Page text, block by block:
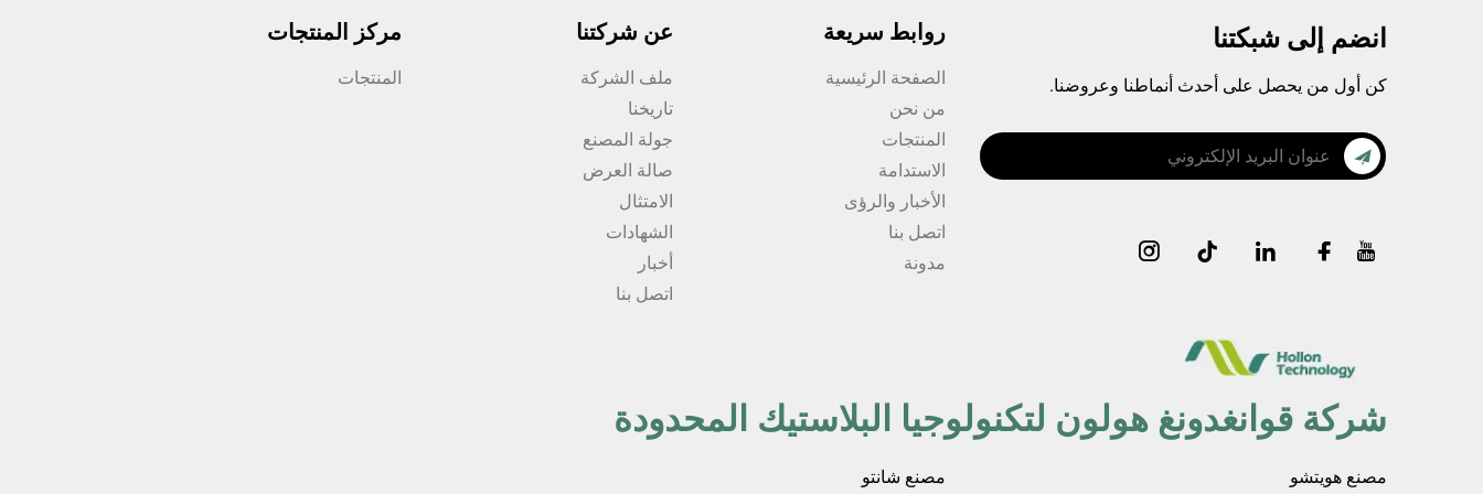
انضم إلى شبكتنا
كن أول من يحصل على أحدث أنماطنا وعروضنا.
روابط سريعة
الصفحة الرئيسية
من نحن
المنتجات
الاستدامة
الأخبار والرؤى
اتصل بنا
مدونة
عن شركتنا
ملف الشركة
تاريخنا
جولة المصنع
صالة العرض
الامتثال
الشهادات
أخبار
اتصل بنا
مركز المنتجات
المنتجات
شركة قوانغدونغ هولون لتكنولوجيا البلاستيك المحدودة
مصنع هويتشو مصنع شانتو